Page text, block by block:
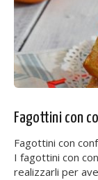
Fagottini con
Fagottini con
I fagottini con
realizzarli per